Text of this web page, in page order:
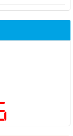
hỗ trợ, tái
ra Quốc lộ